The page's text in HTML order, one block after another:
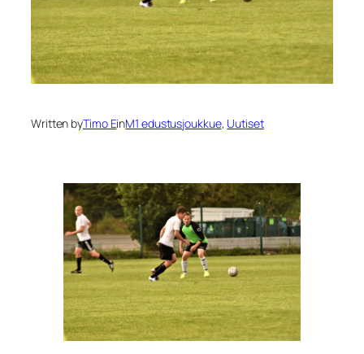
Written byTimo EinM1 edustusjoukkue, Uutiset